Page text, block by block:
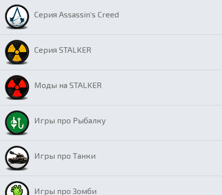
Серия Assassin’s Creed
Серия STALKER
Моды на STALKER
Игры про Рыбалку
Игры про Танки
Игры про Зомби